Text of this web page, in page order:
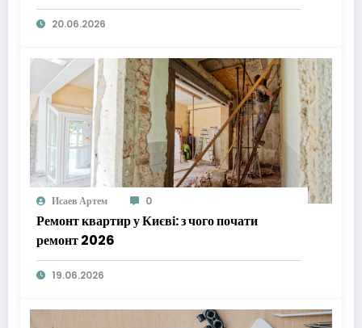
20.06.2026
Исаев Артем 0
Ремонт квартир у Києві: з чого почати
ремонт 2026
19.06.2026